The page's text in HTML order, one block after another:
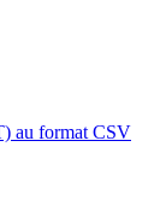
au format CSV